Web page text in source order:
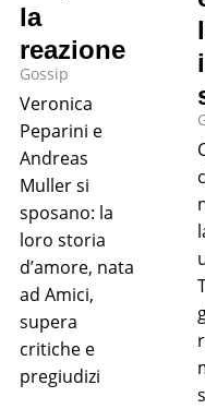
la
reazione
Gossip
Veronica
Peparini e
Andreas
Muller si
sposano: la
loro storia
d’amore, nata
ad Amici,
supera
critiche e
pregiudizi